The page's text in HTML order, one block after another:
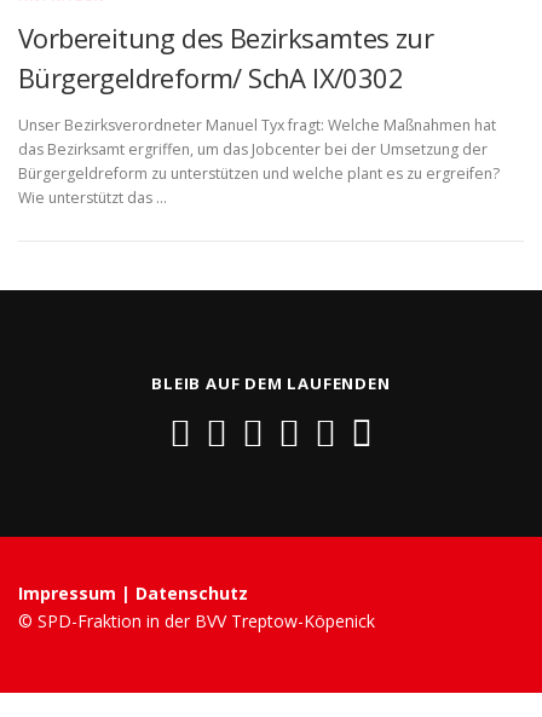
Vorbereitung des Bezirksamtes zur
Bürgergeldreform/ SchA IX/0302
Unser Bezirksverordneter Manuel Tyx fragt: Welche Maßnahmen hat
das Bezirksamt ergriffen, um das Jobcenter bei der Umsetzung der
Bürgergeldreform zu unterstützen und welche plant es zu ergreifen?
Wie unterstützt das …
BLEIB AUF DEM LAUFENDEN
Impressum | Datenschutz
© SPD-Fraktion in der BVV Treptow-Köpenick